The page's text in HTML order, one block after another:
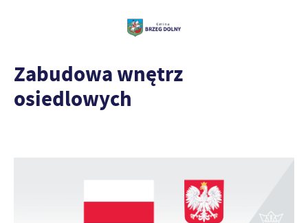
Zabudowa wnętrz
osiedlowych